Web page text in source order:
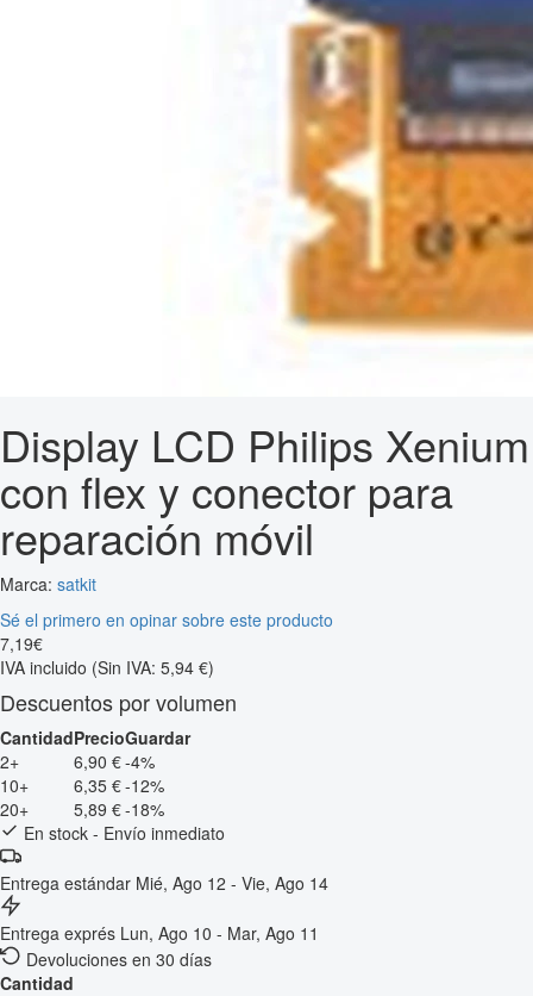
Display LCD Philips Xenium
con flex y conector para
reparación móvil
Marca: satkit
Sé el primero en opinar sobre este producto
7,19€
IVA incluido (Sin IVA: 5,94 €)
Descuentos por volumen
CantidadPrecioGuardar
2+
6,90 €-4%
10+
6,35 €-12%
20+
5,89 €-18%
En stock - Envío inmediato
Entrega estándar Mié, Ago 12 - Vie, Ago 14
Entrega exprés Lun, Ago 10 - Mar, Ago 11
Devoluciones en 30 días
Cantidad